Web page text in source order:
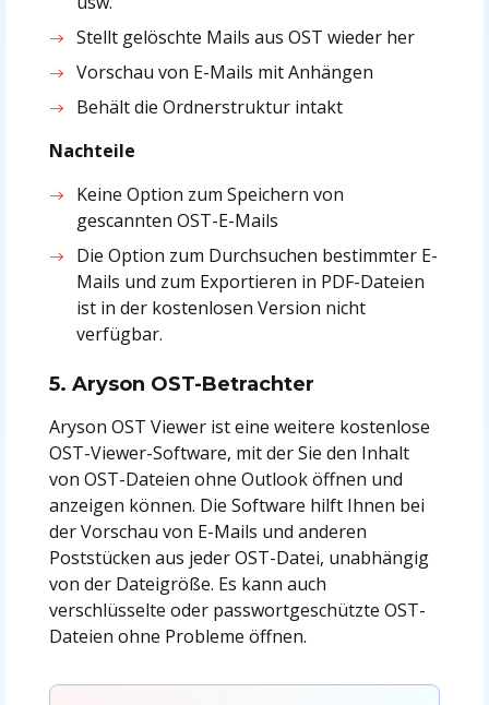
Stellt gelöschte Mails aus OST wieder her
Vorschau von E-Mails mit Anhängen
Behält die Ordnerstruktur intakt
Nachteile
Keine Option zum Speichern von
gescannten OST-E-Mails
Die Option zum Durchsuchen bestimmter E-
Mails und zum Exportieren in PDF-Dateien
ist in der kostenlosen Version nicht
verfügbar.
5. Aryson OST-Betrachter
Aryson OST Viewer ist eine weitere kostenlose
OST-Viewer-Software, mit der Sie den Inhalt
von OST-Dateien ohne Outlook öffnen und
anzeigen können. Die Software hilft Ihnen bei
der Vorschau von E-Mails und anderen
Poststücken aus jeder OST-Datei, unabhängig
von der Dateigröße. Es kann auch
verschlüsselte oder passwortgeschützte OST-
Dateien ohne Probleme öffnen.